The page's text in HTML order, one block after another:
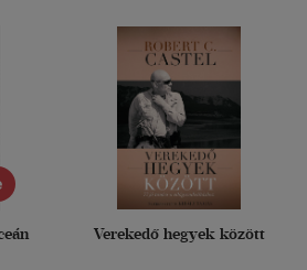
Verekedő hegyek között